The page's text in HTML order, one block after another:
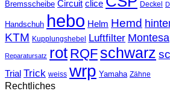
Bremsscheibe Circuit clice Deckel
Handschuh hebo Helm Hemd
KTM Kupplungshebel Luftfilter Montesa
Reparatursatz rot RQF schwarz
Trial Trick weiss wrp Yamaha Zähne
Rechtliches